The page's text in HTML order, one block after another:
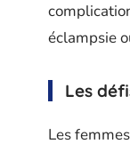
éclampsie
Les
Les